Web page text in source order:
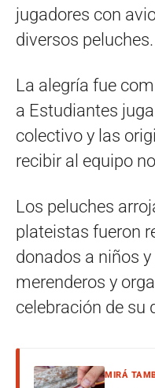
jugadores con
diversos peluches.
La alegría fue
a Estudiantes
colectivo y las
recibir al equipo
Los peluches
plateistas fueron
donados a niños
merenderos y
celebración de su
MIRÁ